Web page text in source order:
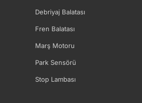
Debriyaj Balatası
Fren Balatası
Marş Motoru
Park Sensörü
Stop Lambası